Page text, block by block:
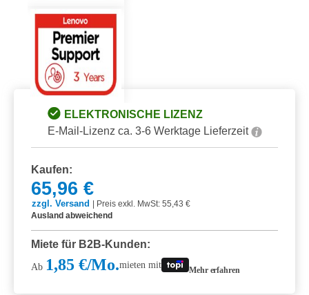
ELEKTRONISCHE LIZENZ
E-Mail-Lizenz ca. 3-6 Werktage Lieferzeit
Kaufen:
65,96 €
zzgl. Versand
Preis exkl. MwSt: 55,43 €
Ausland abweichend
Miete für B2B-Kunden:
Ab 1,85 €/Mo.mieten mit Mehr erfahren